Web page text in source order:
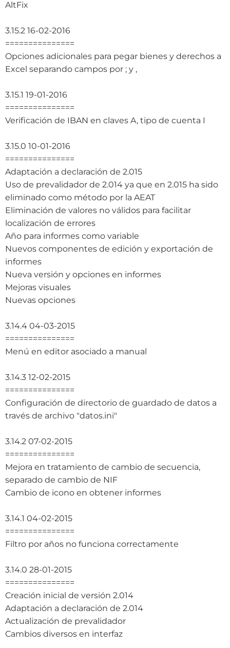
AltFix
3.15.2 16-02-2016
===============
Opciones adicionales para pegar bienes y derechos a
Excel separando campos por ; y ,
3.15.1 19-01-2016
===============
Verificación de IBAN en claves A, tipo de cuenta I
3.15.0 10-01-2016
===============
Adaptación a declaración de 2.015
Uso de prevalidador de 2.014 ya que en 2.015 ha sido
eliminado como método por la AEAT
Eliminación de valores no válidos para facilitar
localización de errores
Año para informes como variable
Nuevos componentes de edición y exportación de
informes
Nueva versión y opciones en informes
Mejoras visuales
Nuevas opciones
3.14.4 04-03-2015
===============
Menú en editor asociado a manual
3.14.3 12-02-2015
===============
Configuración de directorio de guardado de datos a
través de archivo "datos.ini"
3.14.2 07-02-2015
===============
Mejora en tratamiento de cambio de secuencia,
separado de cambio de NIF
Cambio de icono en obtener informes
3.14.1 04-02-2015
===============
Filtro por años no funciona correctamente
3.14.0 28-01-2015
===============
Creación inicial de versión 2.014
Adaptación a declaración de 2.014
Actualización de prevalidador
Cambios diversos en interfaz